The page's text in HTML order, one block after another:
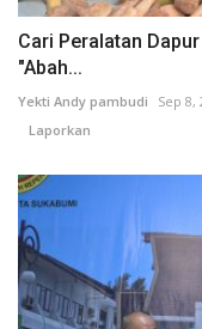
Cari Peralatan
"Abah...
Yekti Andy pambudi Sep 8,
Laporkan